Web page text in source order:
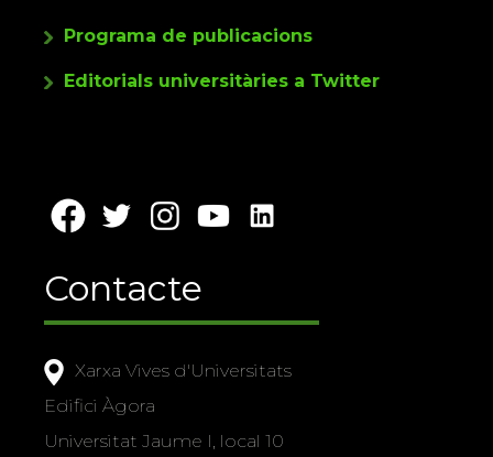
Programa de publicacions
Editorials universitàries a Twitter
Contacte
Xarxa Vives d'Universitats
Edifici Àgora
Universitat Jaume I, local 10